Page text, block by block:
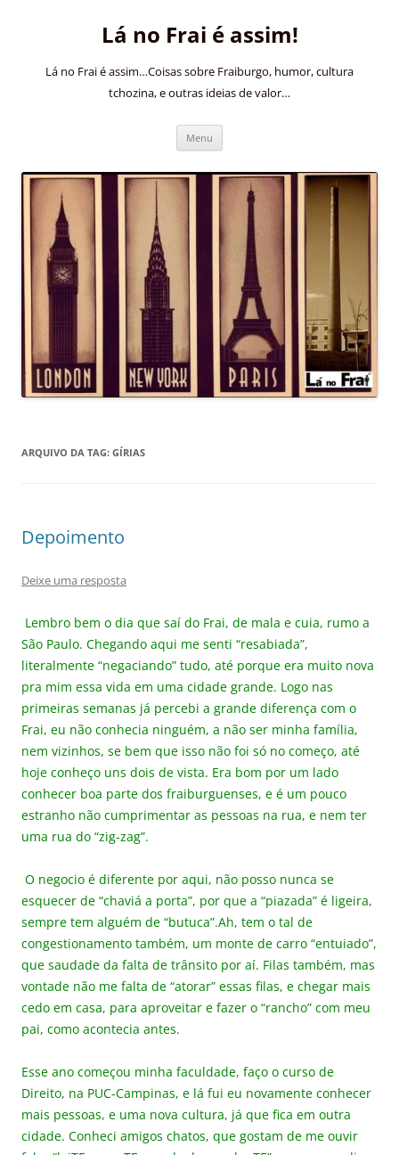
Lá no Frai é assim!
Lá no Frai é assim…Coisas sobre Fraiburgo, humor, cultura
tchozina, e outras ideias de valor…
Menu
ARQUIVO DA TAG: GÍRIAS
Depoimento
Deixe uma resposta
Lembro bem o dia que saí do Frai, de mala e cuia, rumo a
São Paulo. Chegando aqui me senti “resabiada”,
literalmente “negaciando” tudo, até porque era muito nova
pra mim essa vida em uma cidade grande. Logo nas
primeiras semanas já percebi a grande diferença com o
Frai, eu não conhecia ninguém, a não ser minha família,
nem vizinhos, se bem que isso não foi só no começo, até
hoje conheço uns dois de vista. Era bom por um lado
conhecer boa parte dos fraiburguenses, e é um pouco
estranho não cumprimentar as pessoas na rua, e nem ter
uma rua do “zig-zag”.
O negocio é diferente por aqui, não posso nunca se
esquecer de “chaviá a porta”, por que a “piazada” é ligeira,
sempre tem alguém de “butuca”.Ah, tem o tal de
congestionamento também, um monte de carro “entuiado”,
que saudade da falta de trânsito por aí. Filas também, mas
vontade não me falta de “atorar” essas filas, e chegar mais
cedo em casa, para aproveitar e fazer o “rancho” com meu
pai, como acontecia antes.
Esse ano começou minha faculdade, faço o curso de
Direito, na PUC-Campinas, e lá fui eu novamente conhecer
mais pessoas, e uma nova cultura, já que fica em outra
cidade. Conheci amigos chatos, que gostam de me ouvir